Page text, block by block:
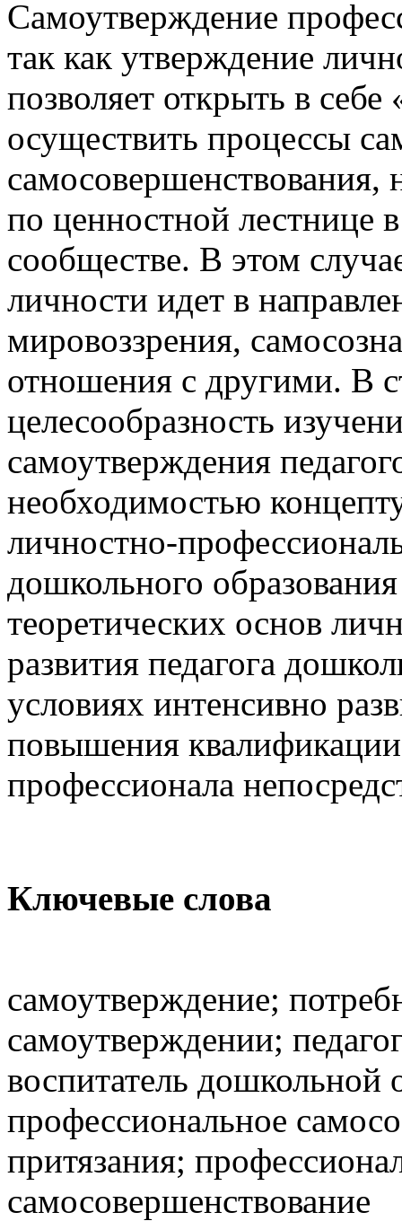
Самоутверждение
так как утверждение
позволяет открыть в
осуществить процессы
по ценностной лестнице
сообществе. В этом
личности идет в
мировоззрения,
отношения с другими. В
целесообразность
самоутверждения
необходимостью
личностно-
дошкольного
теоретических основ
развития педагога
условиях интенсивно
повышения
профессионала
Ключевые слова
самоутверждение;
самоутверждении;
воспитатель дошкольной
профессиональное
притязания;
самосовершенствование